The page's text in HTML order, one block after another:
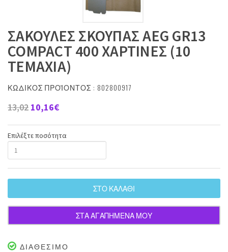
ΣΑΚΟΥΛΕΣ ΣΚΟΥΠΑΣ AEG GR13
COMPACT 400 ΧΑΡΤΙΝΕΣ (10
TEMAXIA)
ΚΩΔΙΚΟΣ ΠΡΟΪΟΝΤΟΣ : 802800917
13,02 10,16€
Επιλέξτε ποσότητα
ΣΤΟ ΚΑΛΑΘΙ
ΣΤΑ ΑΓΑΠΗΜΕΝΑ ΜΟΥ
ΔΙΑΘΕΣΙΜΟ